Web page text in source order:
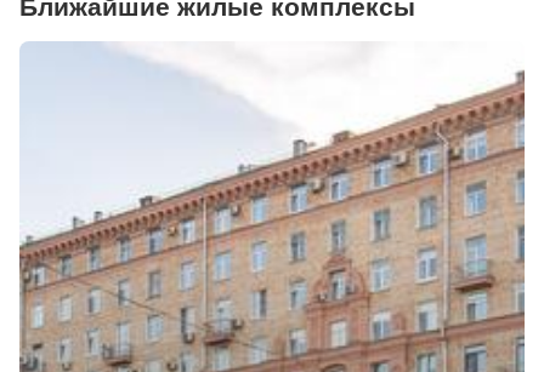
Ближайшие жилые комплексы